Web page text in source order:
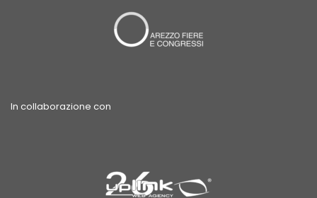
In collaborazione con